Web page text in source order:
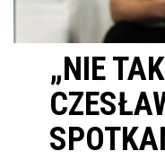
„NIE